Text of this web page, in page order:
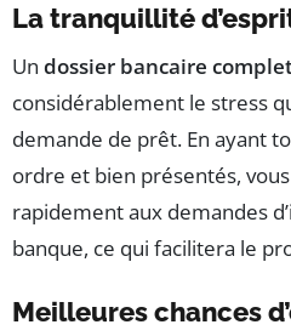
La tranquillité
Un dossier bancaire
considérablement le stress
demande de prêt. En ayant
ordre et bien présentés,
rapidement aux demandes
banque, ce qui facilitera le
Meilleures chances